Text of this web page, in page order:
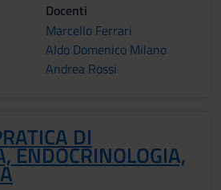
Docenti
Marcello Ferrari
Aldo Domenico Milano
Andrea Rossi
DI
ENDOCRINOLOGIA,